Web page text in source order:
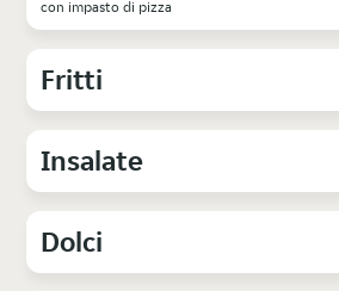
con impasto di pizza
Fritti
Insalate
Dolci